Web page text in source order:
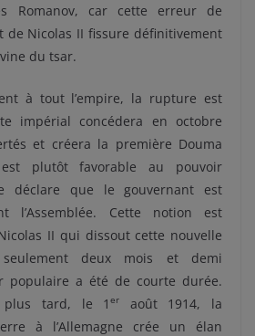
Romanov, car cette erreur de
de Nicolas II fissure définitivement
du tsar.
à tout l’empire, la rupture est
impérial concédera en octobre
et créera la première Douma
plutôt favorable au pouvoir
déclare que le gouvernant est
l’Assemblée. Cette notion est
II qui dissout cette nouvelle
deux mois et demi
populaire a été de courte durée.
plus tard, le 1er
août 1914, la
à l’Allemagne crée un élan